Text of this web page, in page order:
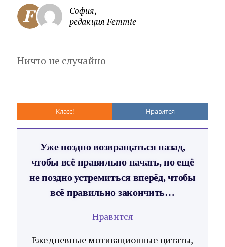
София,
редакция Femmie
Ничто не случайно
Класс! Нравится
Уже поздно возвращаться назад,
чтобы всё правильно начать, но ещё
не поздно устремиться вперёд, чтобы
всё правильно закончить…
Нравится
Ежедневные мотивационные цитаты,